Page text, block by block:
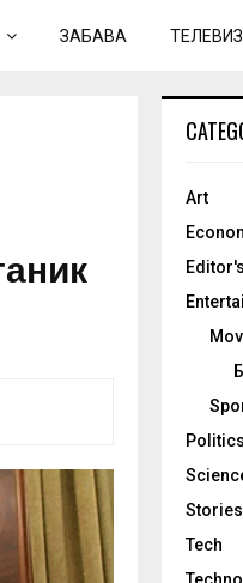
ЗАБАВА
Art
Politics
Stories
Tech